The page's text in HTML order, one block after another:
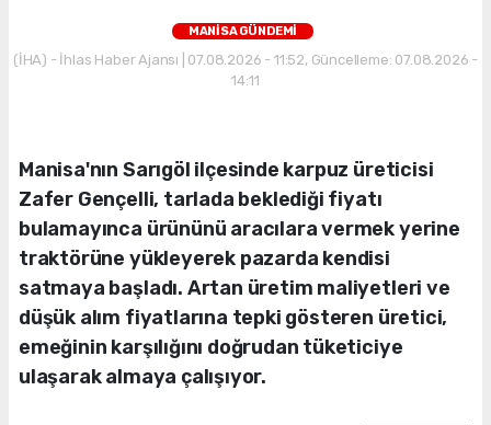
MANİSA GÜNDEMİ
(İHA) - İhlas Haber Ajansı | 07.08.2026 - 11:52, Güncelleme: 07.08.2026 -
14:11
Manisa'nın Sarıgöl ilçesinde karpuz üreticisi
Zafer Gençelli, tarlada beklediği fiyatı
bulamayınca ürününü aracılara vermek yerine
traktörüne yükleyerek pazarda kendisi
satmaya başladı. Artan üretim maliyetleri ve
düşük alım fiyatlarına tepki gösteren üretici,
emeğinin karşılığını doğrudan tüketiciye
ulaşarak almaya çalışıyor.